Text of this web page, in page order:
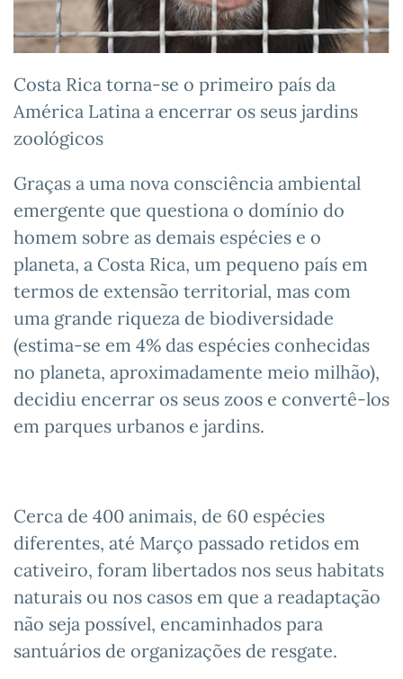
Costa Rica torna-se o primeiro país da
América Latina a encerrar os seus jardins
zoológicos
Graças a uma nova consciência ambiental
emergente que questiona o domínio do
homem sobre as demais espécies e o
planeta, a Costa Rica, um pequeno país em
termos de extensão territorial, mas com
uma grande riqueza de biodiversidade
(estima-se em 4% das espécies conhecidas
no planeta, aproximadamente meio milhão),
decidiu encerrar os seus zoos e convertê-los
em parques urbanos e jardins.
Cerca de 400 animais, de 60 espécies
diferentes, até Março passado retidos em
cativeiro, foram libertados nos seus habitats
naturais ou nos casos em que a readaptação
não seja possível, encaminhados para
santuários de organizações de resgate.